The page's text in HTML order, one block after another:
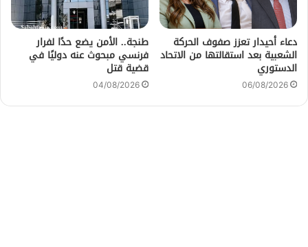
دعاء أحيدار تعزز صفوف الحركة
الشعبية بعد استقالتها من الاتحاد
الدستوري
06/08/2026
طنجة.. الأمن يضع حدًا لفرار
فرنسي مبحوث عنه دوليًا في
قضية قتل
04/08/2026